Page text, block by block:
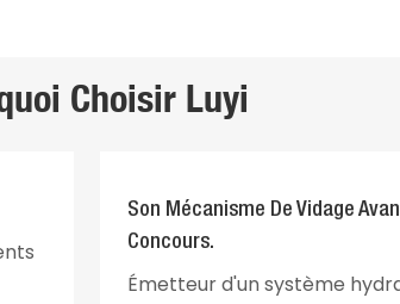
Choisir Luyi
Son Mécanisme De Vidage
Concours.
Émetteur d'un système